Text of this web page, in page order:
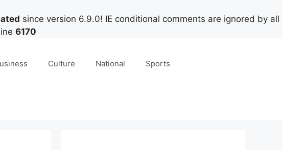
since version 6.9.0! IE conditional comments are ignored by all
6170
Culture National Sports